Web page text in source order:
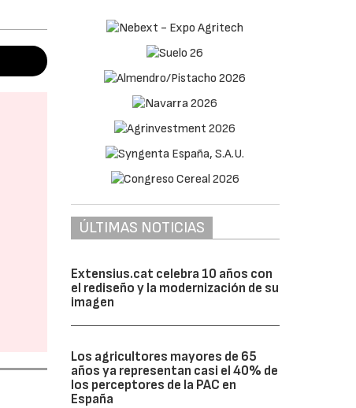
ÚLTIMAS NOTICIAS
Extensius.cat celebra 10 años con
el rediseño y la modernización de su
imagen
Los agricultores mayores de 65
años ya representan casi el 40% de
los perceptores de la PAC en
España